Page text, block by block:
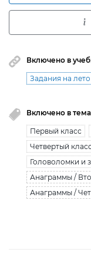
Включено в
Задания на
Включено в
Первый класс
Четвертый
Головоломки и
Анаграммы /
Анаграммы /